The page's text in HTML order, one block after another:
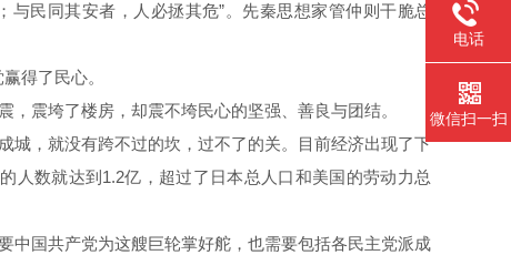
民同其安者，人必拯其危”。先秦思想家管仲则干脆总
得了民心。
震垮了楼房，却震不垮民心的坚强、善良与团结。
，就没有跨不过的坎，过不了的关。目前经济出现了下
人数就达到1.2亿，超过了日本总人口和美国的劳动力总
国共产党为这艘巨轮掌好舵，也需要包括各民主党派成
电话
微信扫一扫